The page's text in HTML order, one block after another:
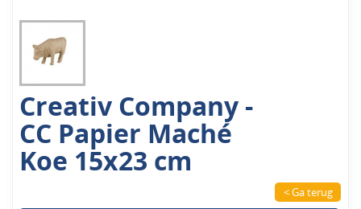
Creativ Company -
CC Papier Maché
Koe 15x23 cm
< Ga terug